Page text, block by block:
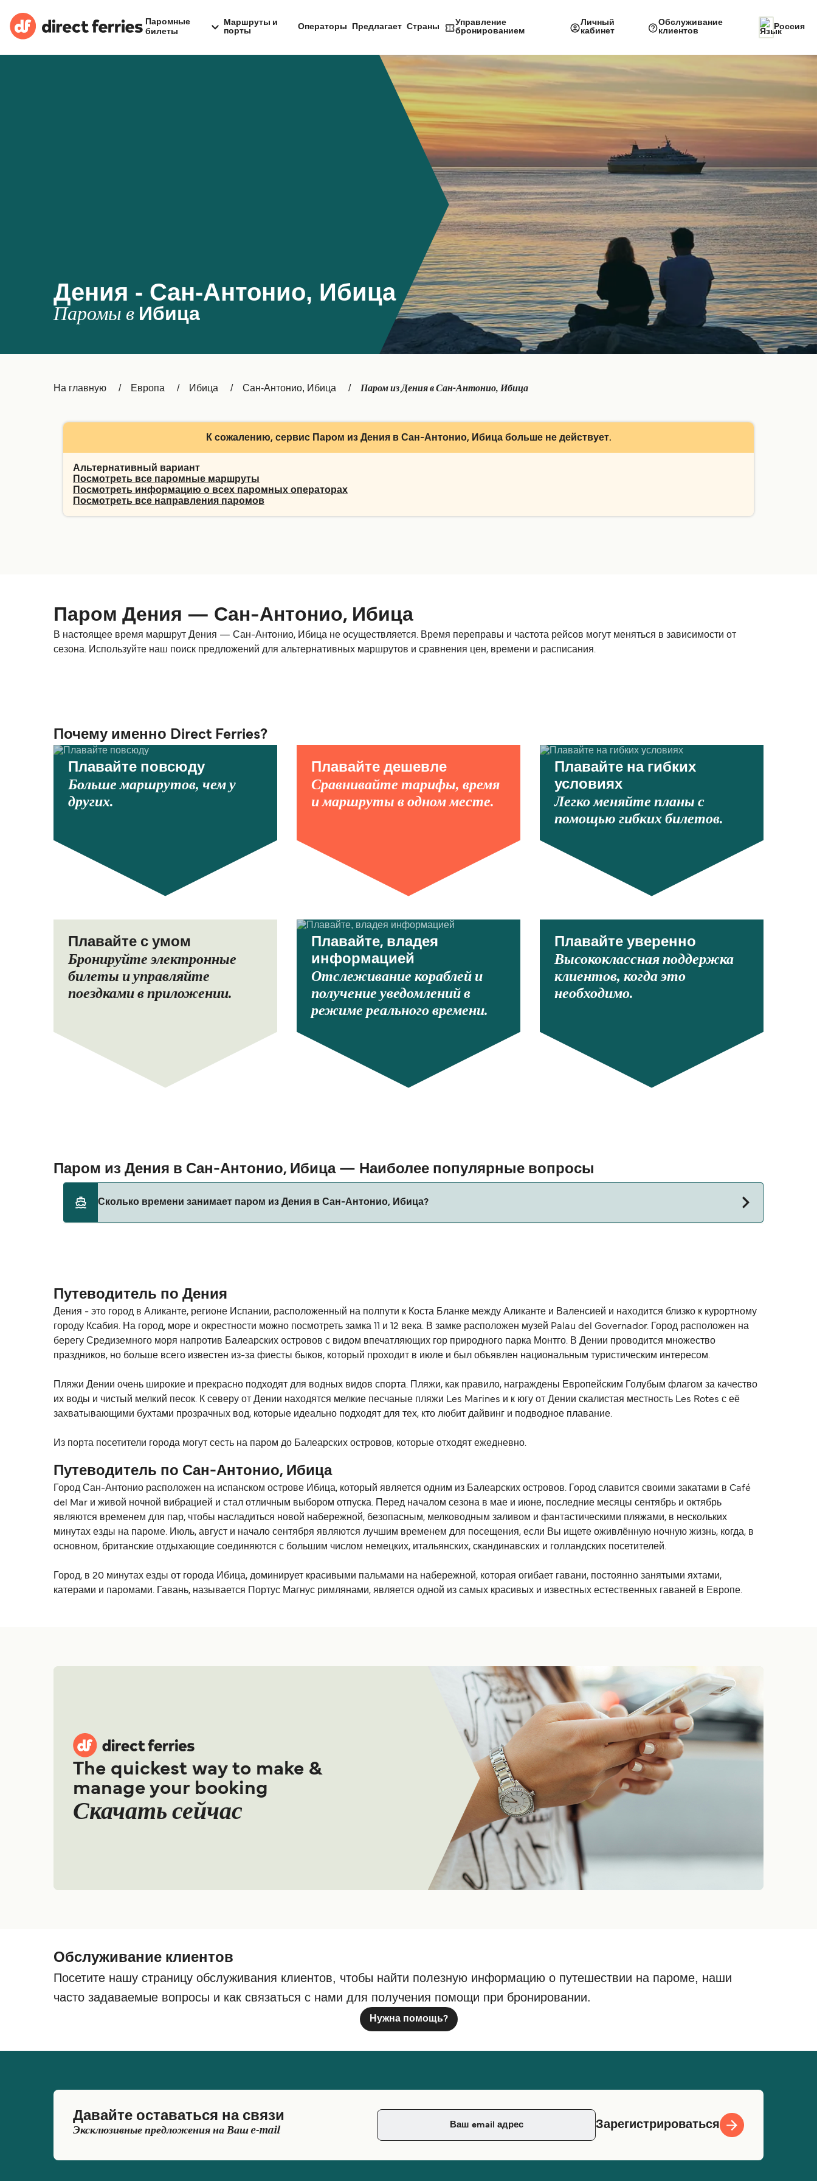
Паромные
билеты
Маршруты и
порты
Операторы Предлагает Страны
Управление
бронированием
Личный
кабинет
Обслуживание
клиентов
Россия
Дения - Сан-Антонио, Ибица
Паромы в Ибица
На главную Европа Ибица Сан-Антонио, Ибица Паром из Дения в Сан-Антонио, Ибица
К сожалению, сервис Паром из Дения в Сан-Антонио, Ибица больше не действует.
Альтернативный вариант
Посмотреть все паромные маршруты
Посмотреть информацию о всех паромных операторах
Посмотреть все направления паромов
Паром Дения — Сан-Антонио, Ибица
В настоящее время маршрут Дения — Сан-Антонио, Ибица не осуществляется. Время переправы и частота рейсов могут меняться в зависимости от
сезона. Используйте наш поиск предложений для альтернативных маршрутов и сравнения цен, времени и расписания.
Почему именно Direct Ferries?
Плавайте повсюду
Больше маршрутов, чем у
других.
Плавайте дешевле
Сравнивайте тарифы, время
и маршруты в одном месте.
Плавайте на гибких
условиях
Легко меняйте планы с
помощью гибких билетов.
Плавайте с умом
Бронируйте электронные
билеты и управляйте
поездками в приложении.
Плавайте, владея
информацией
Отслеживание кораблей и
получение уведомлений в
режиме реального времени.
Плавайте уверенно
Высококлассная поддержка
клиентов, когда это
необходимо.
Паром из Дения в Сан-Антонио, Ибица — Наиболее популярные вопросы
Сколько времени занимает паром из Дения в Сан-Антонио, Ибица?
Путеводитель по Дения
Дения - это город в Аликанте, регионе Испании, расположенный на полпути к Коста Бланке между Аликанте и Валенсией и находится близко к курортному
городу Ксабия. На город, море и окрестности можно посмотреть замка 11 и 12 века. В замке расположен музей Palau del Governador. Город расположен на
берегу Средиземного моря напротив Балеарских островов с видом впечатляющих гор природного парка Монтго. В Дении проводится множество
праздников, но больше всего известен из-за фиесты быков, который проходит в июле и был объявлен национальным туристическим интересом.
Пляжи Дении очень широкие и прекрасно подходят для водных видов спорта. Пляжи, как правило, награждены Европейским Голубым флагом за качество
их воды и чистый мелкий песок. К северу от Дении находятся мелкие песчаные пляжи Les Marines и к югу от Дении скалистая местность Les Rotes с её
захватывающими бухтами прозрачных вод, которые идеально подходят для тех, кто любит дайвинг и подводное плавание.
Из порта посетители города могут сесть на паром до Балеарских островов, которые отходят ежедневно.
Путеводитель по Сан-Антонио, Ибица
Город Сан-Антонио расположен на испанском острове Ибица, который является одним из Балеарских островов. Город славится своими закатами в Café
del Mar и живой ночной вибрацией и стал отличным выбором отпуска. Перед началом сезона в мае и июне, последние месяцы сентябрь и октябрь
являются временем для пар, чтобы насладиться новой набережной, безопасным, мелководным заливом и фантастическими пляжами, в нескольких
минутах езды на пароме. Июль, август и начало сентября являются лучшим временем для посещения, если Вы ищете оживлённую ночную жизнь, когда, в
основном, британские отдыхающие соединяются с большим числом немецких, итальянских, скандинавских и голландских посетителей.
Город, в 20 минутах езды от города Ибица, доминирует красивыми пальмами на набережной, которая огибает гавани, постоянно занятыми яхтами,
катерами и паромами. Гавань, называется Портус Магнус римлянами, является одной из самых красивых и известных естественных гаваней в Европе.
The quickest way to make &
manage your booking
Скачать сейчас
Обслуживание клиентов
Посетите нашу страницу обслуживания клиентов, чтобы найти полезную информацию о путешествии на пароме, наши
часто задаваемые вопросы и как связаться с нами для получения помощи при бронировании.
Нужна помощь?
Давайте оставаться на связи
Эксклюзивные предложения на Ваш e-mail Зарегистрироваться